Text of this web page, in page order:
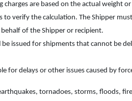
charges are based on the actual weight
to verify the calculation. The Shipper
of the Shipper or recipient.
issued for shipments that cannot be
for delays or other issues caused by
tornadoes, storms, floods,